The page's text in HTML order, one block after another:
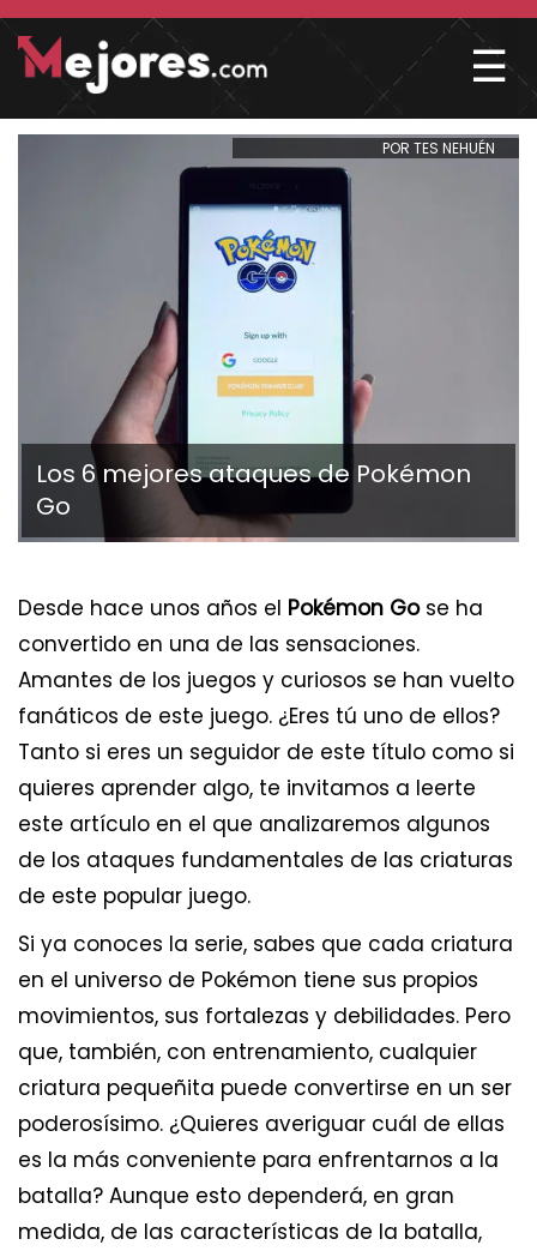
☰
POR TES NEHUÉN
Los 6 mejores ataques de Pokémon
Go
Desde hace unos años el Pokémon Go se ha
convertido en una de las sensaciones.
Amantes de los juegos y curiosos se han vuelto
fanáticos de este juego. ¿Eres tú uno de ellos?
Tanto si eres un seguidor de este título como si
quieres aprender algo, te invitamos a leerte
este artículo en el que analizaremos algunos
de los ataques fundamentales de las criaturas
de este popular juego.
Si ya conoces la serie, sabes que cada criatura
en el universo de Pokémon tiene sus propios
movimientos, sus fortalezas y debilidades. Pero
que, también, con entrenamiento, cualquier
criatura pequeñita puede convertirse en un ser
poderosísimo. ¿Quieres averiguar cuál de ellas
es la más conveniente para enfrentarnos a la
batalla? Aunque esto dependerá, en gran
medida, de las características de la batalla,